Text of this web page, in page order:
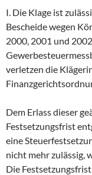
I. Die Klage ist
Bescheide wegen
2000, 2001 und
verletzen die
Dem Erlass dieser
Festsetzungsfrist
eine
nicht mehr zulässig,
Die